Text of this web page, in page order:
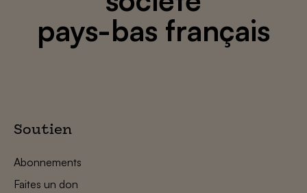
pays-bas français
Soutien
Abonnements
Faites un don